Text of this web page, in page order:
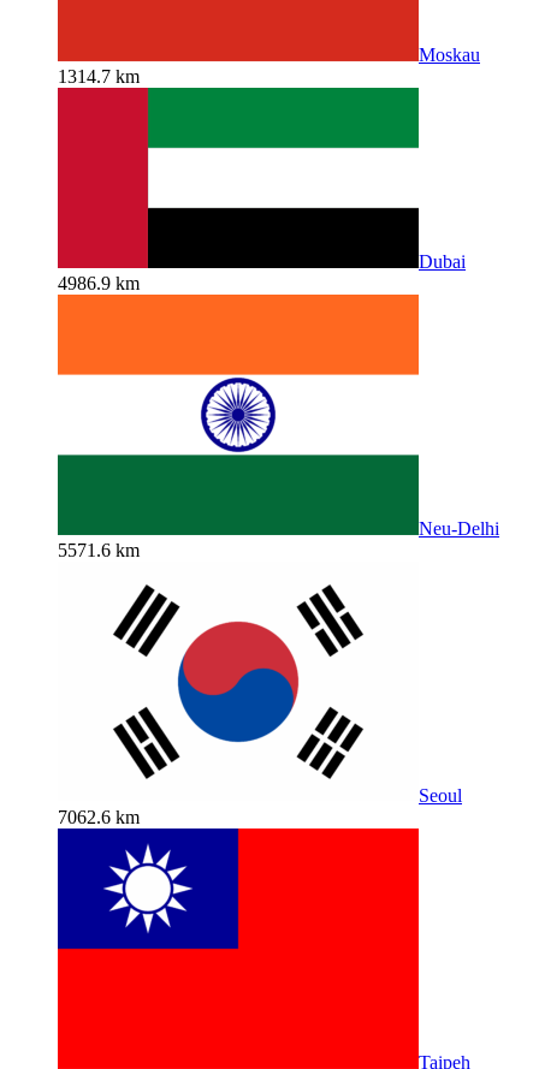
Moskau
1314.7 km
Dubai
4986.9 km
Neu-Delhi
5571.6 km
Seoul
7062.6 km
Taipeh